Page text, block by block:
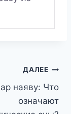
ДАЛЕЕ
наяву: Что
означают